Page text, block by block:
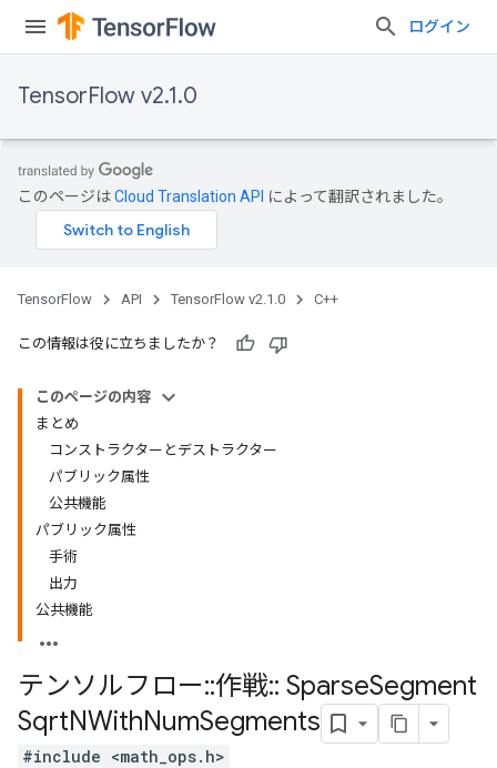
ログイン
TensorFlow v2.1.0
このページはCloud Translation API によって翻訳されました。
TensorFlow API TensorFlow v2.1.0 C++
この情報は役に立ちましたか？
このページの内容
まとめ
コンストラクターとデストラクター
パブリック属性
公共機能
パブリック属性
手術
出力
公共機能
テンソルフロー::作戦:: SparseSegment
SqrtNWithNumSegments
#include <math_ops.h>